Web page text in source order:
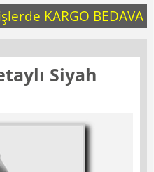
KARGO BEDAVA
Siyah